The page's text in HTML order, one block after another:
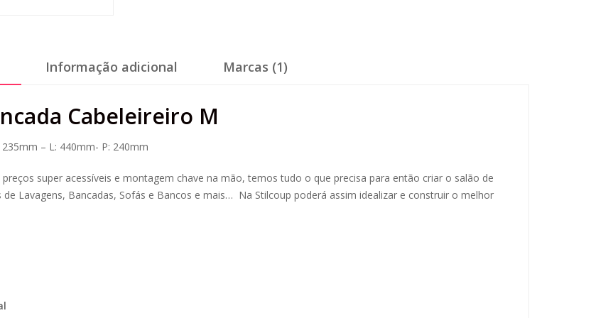
Informação adicional Marcas (1)
Cabeleireiro M
– L: 440mm- P: 240mm
super acessíveis e montagem chave na mão, temos tudo o que precisa para então criar o salão de
Lavagens, Bancadas, Sofás e Bancos e mais… Na Stilcoup poderá assim idealizar e construir o melhor